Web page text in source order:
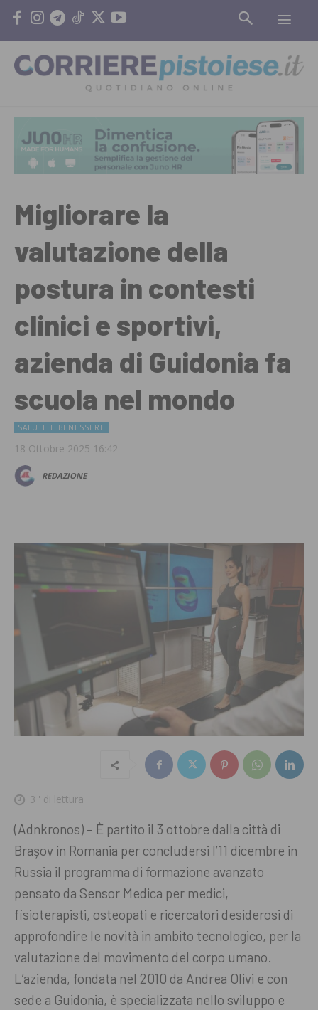
Migliorare la
valutazione della
postura in contesti
clinici e sportivi,
azienda di Guidonia fa
scuola nel mondo
SALUTE E BENESSERE
18 Ottobre 2025 16:42
REDAZIONE
3 ' di lettura
(Adnkronos) – È partito il 3 ottobre dalla città di
Brașov in Romania per concludersi l’11 dicembre in
Russia il programma di formazione avanzato
pensato da Sensor Medica per medici,
fisioterapisti, osteopati e ricercatori desiderosi di
approfondire le novità in ambito tecnologico, per la
valutazione del movimento del corpo umano.
L’azienda, fondata nel 2010 da Andrea Olivi e con
sede a Guidonia, è specializzata nello sviluppo e